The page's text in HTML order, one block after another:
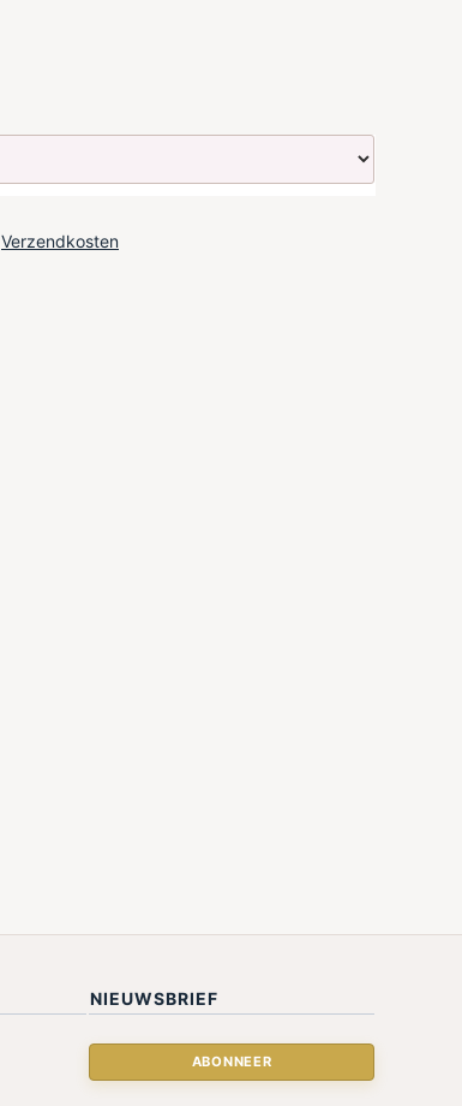
Verzendkosten
NIEUWSBRIEF